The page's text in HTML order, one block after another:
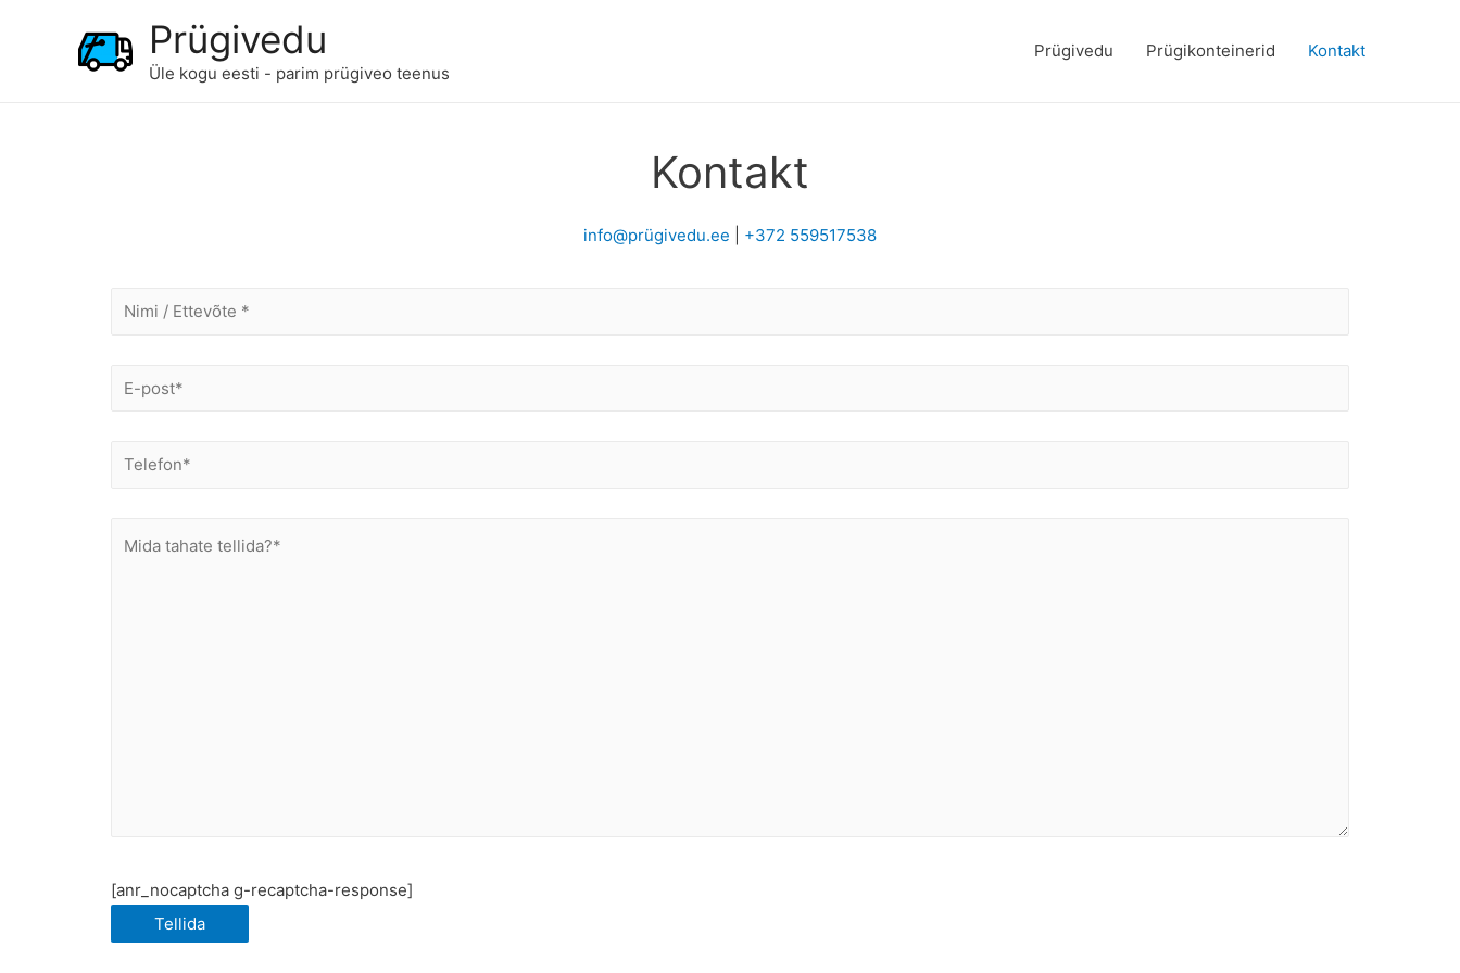
Prügivedu
Üle kogu eesti - parim prügiveo teenus
Prügivedu Prügikonteinerid Kontakt
Kontakt
info@prügivedu.ee +372 559517538
[anr_nocaptcha g-recaptcha-response]